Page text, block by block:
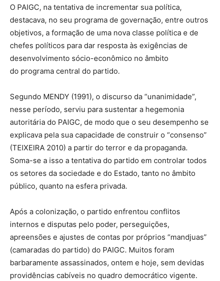
O PAIGC, na tentativa de incrementar sua política,
destacava, no seu programa de governação, entre outros
objetivos, a formação de uma nova classe política e de
chefes políticos para dar resposta às exigências de
desenvolvimento sócio-econômico no âmbito
do programa central do partido.
Segundo MENDY (1991), o discurso da “unanimidade”,
nesse período, serviu para sustentar a hegemonia
autoritária do PAIGC, de modo que o seu desempenho se
explicava pela sua capacidade de construir o “consenso”
(TEIXEIRA 2010) a partir do terror e da propaganda.
Soma-se a isso a tentativa do partido em controlar todos
os setores da sociedade e do Estado, tanto no âmbito
público, quanto na esfera privada.
Após a colonização, o partido enfrentou conflitos
internos e disputas pelo poder, perseguições,
apreensões e ajustes de contas por próprios “mandjuas”
(camaradas do partido) do PAIGC. Muitos foram
barbaramente assassinados, ontem e hoje, sem devidas
providências cabíveis no quadro democrático vigente.